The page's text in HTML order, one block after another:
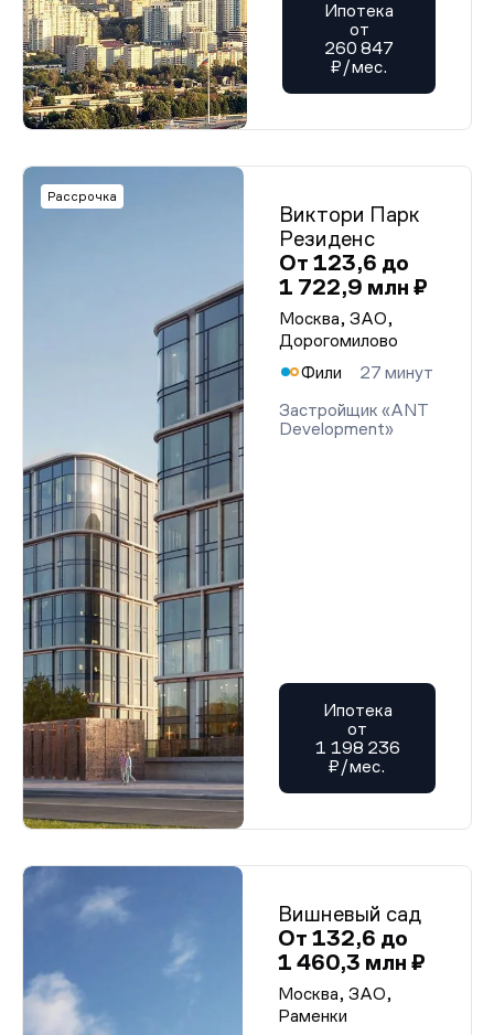
Ипотека
от
260 847
₽/мес.
Рассрочка
Виктори Парк
Резиденс
От 123,6 до
1 722,9 млн ₽
Москва, ЗАО,
Дорогомилово
Фили
27 минут
Застройщик «ANT
Development»
Ипотека
от
1 198 236
₽/мес.
Вишневый сад
От 132,6 до
1 460,3 млн ₽
Москва, ЗАО,
Раменки